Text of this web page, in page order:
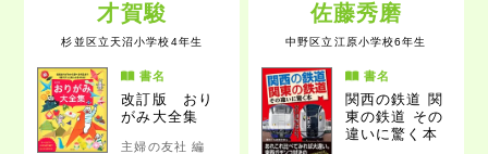
才賀駿
杉並区立天沼小学校4年生
書名
改訂版 おり
がみ大全集
主婦の友社 編
佐藤秀磨
中野区立江原小学校6年生
書名
関西の鉄道 関
東の鉄道 その
違いに驚く本